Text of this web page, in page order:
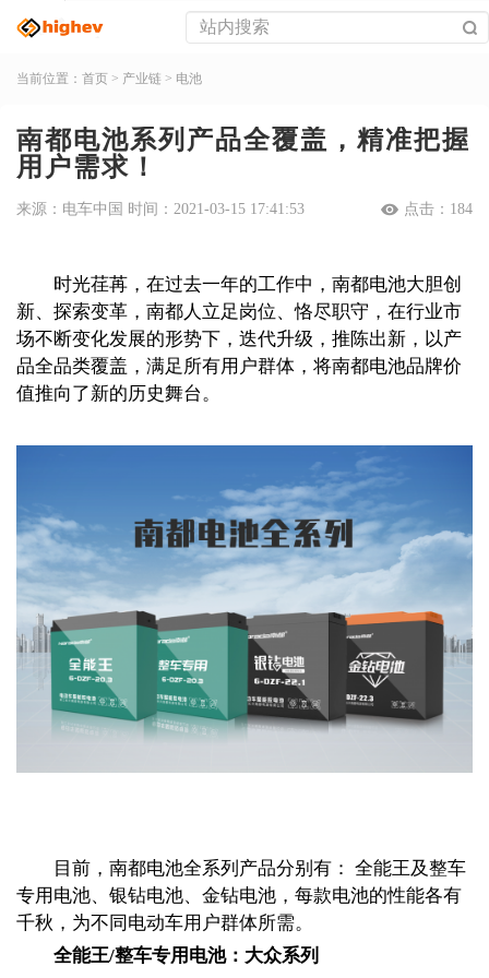
当前位置： 首页 > 产业链 > 电池
南都电池系列产品全覆盖，精准把握
用户需求！
来源：电车中国 时间：2021-03-15 17:41:53 点击： 184
时光荏苒，在过去一年的工作中，南都电池大胆创
新、探索变革，南都人立足岗位、恪尽职守，在行业市
场不断变化发展的形势下，迭代升级，推陈出新，以产
品全品类覆盖，满足所有用户群体，将南都电池品牌价
值推向了新的历史舞台。
目前，南都电池全系列产品分别有： 全能王及整车
专用电池、银钻电池、金钻电池，每款电池的性能各有
千秋，为不同电动车用户群体所需。
全能王/整车专用电池：大众系列